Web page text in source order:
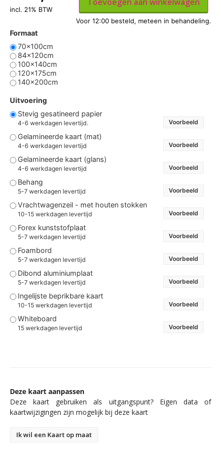
Formaat
70x100cm
84x120cm
100x140cm
120x175cm
140x200cm
Uitvoering
Stevig gesatineerd papier
4-6 werkdagen levertijd. Voorbeeld
Gelamineerde kaart (mat)
4-6 werkdagen levertijd Voorbeeld
Gelamineerde kaart (glans)
4-6 werkdagen levertijd Voorbeeld
Behang
5-7 werkdagen levertijd Voorbeeld
Vrachtwagenzeil - met houten stokken
10-15 werkdagen levertijd Voorbeeld
Forex kunststofplaat
5-7 werkdagen levertijd Voorbeeld
Foambord
5-7 werkdagen levertijd Voorbeeld
Dibond aluminiumplaat
5-7 werkdagen levertijd Voorbeeld
Ingelijste beprikbare kaart
10-15 werkdagen levertijd Voorbeeld
Whiteboard
15 werkdagen levertijd Voorbeeld
incl. 21% BTW
Deze kaart aanpassen
Deze kaart gebruiken als uitgangspunt? Eigen data of
kaartwijzigingen zijn mogelijk bij deze kaart
Ik wil een Kaart op maat